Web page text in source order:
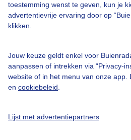
toestemming wenst te geven, kun je
advertentievrije ervaring door op
klikken.
Jouw keuze geldt enkel voor
aanpassen of intrekken via “Privacy-
website of in het menu van onze app.
en cookiebeleid
Lijst met advertentiepartners
Buienradar Team
Privacy beleid
Privacy instellingen
Gratis weerdata
Buienradar